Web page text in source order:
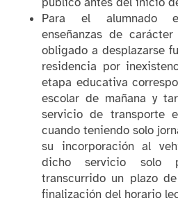
Para el alumnado
enseñanzas de
obligado a desplazarse
residencia por
etapa educativa
escolar de mañana y
servicio de transporte
cuando teniendo solo
su incorporación al
dicho servicio solo
transcurrido un plazo
finalización del horario